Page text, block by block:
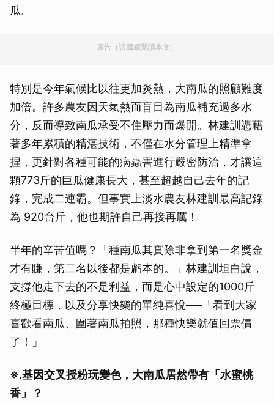
瓜。
廣告（請繼續閱讀本文）
特別是今年氣候比以往更加炎熱，大南瓜的照顧難度
加倍。許多農友因天氣熱而盲目為南瓜補充過多水
分，反而導致南瓜承受不住壓力而爆開。林建訓憑藉
著多年累積的精湛技術，不僅在水分管理上精準拿
捏，更針對各種可能的病蟲害進行嚴密防治，才讓這
顆773斤的巨瓜健康長大，甚至超越自己去年的記
錄，完成二連霸。但事實上淡水農友林建訓最高記錄
為 920台斤，他也期許自己再接再厲！
半年的辛苦值嗎？「種南瓜其實除非拿到第一名獎金
才有賺，第二名以後都是虧本的。」林建訓坦白說，
支撐他走下去的不是利益，而是心中設定的1000斤
終極目標，以及分享快樂的單純喜悅──「看到大家
喜歡看南瓜、圍著南瓜拍照，那種快樂就值回票價
了！」
※.基因交叉授粉玩變色，大南瓜居然帶有「水蜜桃
香」？